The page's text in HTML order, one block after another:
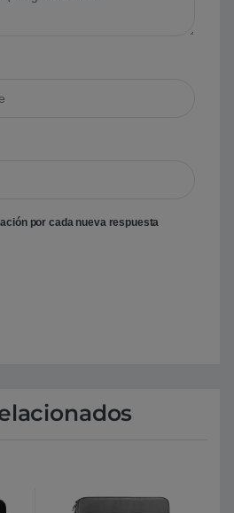
por cada nueva respuesta